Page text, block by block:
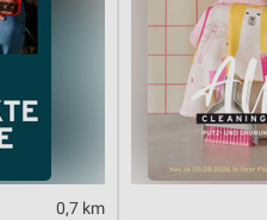
0,7 km
verschiedenen